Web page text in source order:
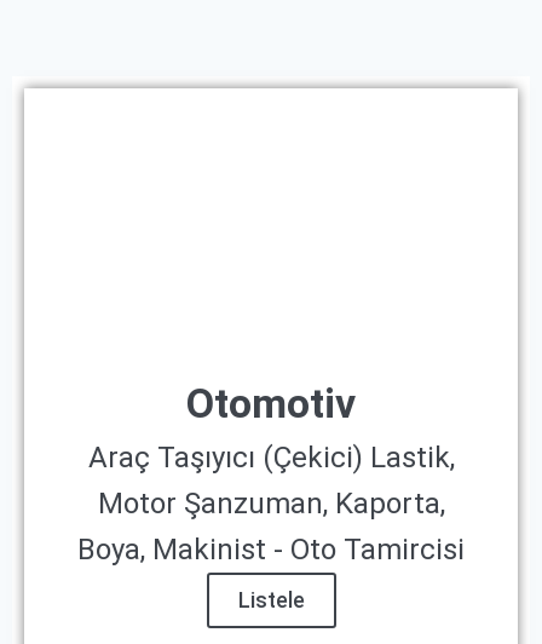
Otomotiv
Araç Taşıyıcı (Çekici) Lastik,
Motor Şanzuman, Kaporta,
Boya, Makinist - Oto Tamircisi
Listele